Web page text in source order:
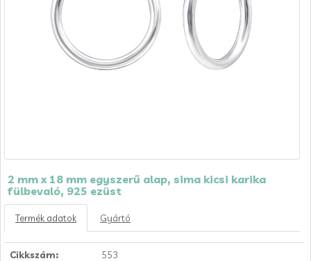
2 mm x 18 mm egyszerű alap, sima kicsi karika
fülbevaló, 925 ezüst
Termék adatok Gyártó
Cikkszám: 553